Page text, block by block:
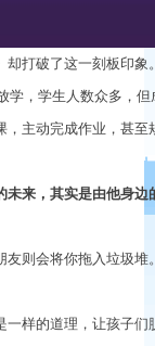
却打破了这一刻板印
学，学生人数众多，
，主动完成作业，甚
未来，其实是由他身边
友则会将你拖入垃圾
一样的道理，让孩子